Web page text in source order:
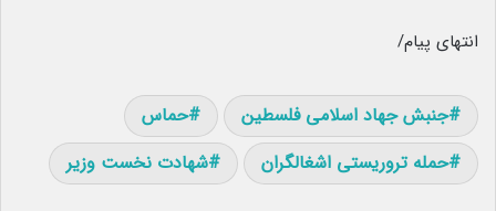
انتهای پیام/
جنبش جهاد اسلامی فلسطین
حماس
حمله تروریستی اشغالگران
شهادت نخست وزیر